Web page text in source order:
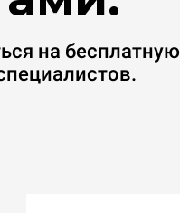
на бесплатную